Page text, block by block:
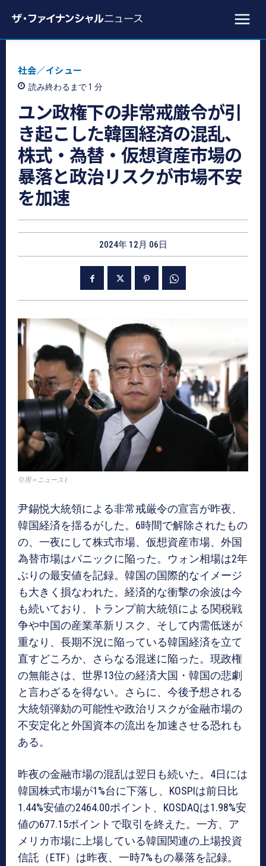
社会／イシュー
読み終わるまで 1 分
ユン政権下の非常戒厳令が引
き起こした韓国経済の混乱、
株式・為替・仮想資産市場の
暴落と政治リスクが市場不安
を加速
2024年 12月 06日
引用＝ニュース1
尹錫悦大統領による非常戒厳令の宣言が昨夜、
韓国経済を揺るがした。6時間で解除されたもの
の、一夜にして株式市場、仮想資産市場、外国
為替市場はパニックに陥った。ウォン相場は2年
ぶりの最安値を記録。韓国の国際的なイメージ
も大きく損なわれた。経済的な衝撃の余波は今
も続いており、トランプ前大統領による関税戦
争や中国の産業革新リスク、そして内需低迷が
重なり、長期不況に陥っている韓国経済を立て
直すどころか、さらなる混迷に陥った。現政権
の無能さは、世界13位の経済大国・韓国の悲劇
と言わざるを得ない。さらに、今後予想される
大統領弾劾の可能性や政治リスクが金融市場の
不安定化と外国資本の流出を加速させる恐れも
ある。
昨夜の金融市場の混乱は翌日も続いた。4日には
韓国株式市場が1%台に下落し、KOSPIは前日比
1.44%安値の2464.00ポイント、KOSDAQは1.98%安
値の677.15ポイントで取引を終えた。一方、ア
メリカ市場に上場している韓国関連の上場投資
信託（ETF）は昨夜、一時7%もの暴落を記録。